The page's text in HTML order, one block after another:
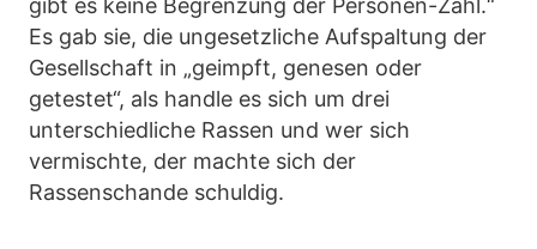
gibt es keine Begrenzung der Personen-Zahl.“
Es gab sie, die ungesetzliche Aufspaltung der
Gesellschaft in „geimpft, genesen oder
getestet“, als handle es sich um drei
unterschiedliche Rassen und wer sich
vermischte, der machte sich der
Rassenschande schuldig.